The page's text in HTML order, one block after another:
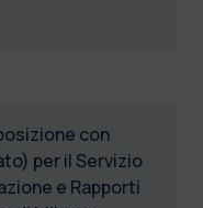
con
per il Servizio
e Rapporti